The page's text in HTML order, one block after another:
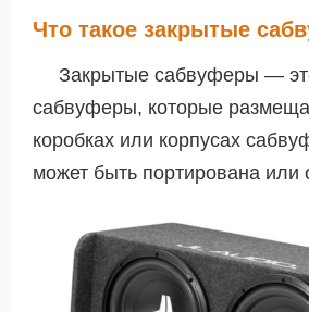
Что такое закрытые
Закрытые сабвуферы —
сабвуферы, которые
коробках или корпусах
может быть портирована или